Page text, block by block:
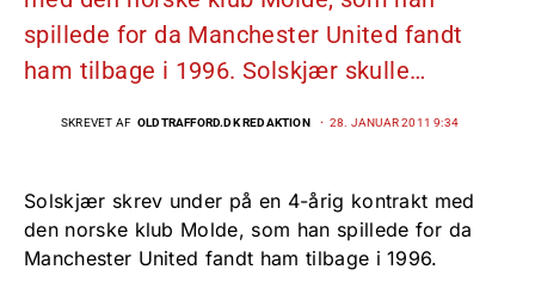
spillede for da Manchester United fandt
ham tilbage i 1996. Solskjær skulle…
SKREVET AF OLDTRAFFORD.DK REDAKTION 28. JANUAR 2011 9:34
Solskjær skrev under på en 4-årig kontrakt med
den norske klub Molde, som han spillede for da
Manchester United fandt ham tilbage i 1996.